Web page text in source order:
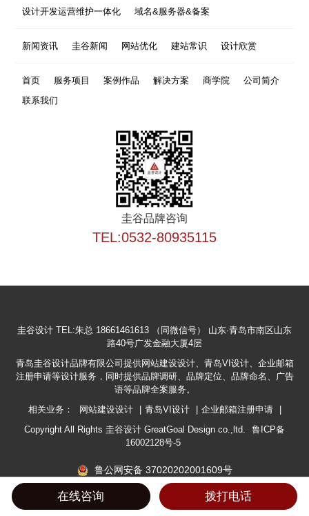
在线咨询 拨打电话
设计开发运营维护一体化
域名&服务器&备案
新闻资讯 圭谷新闻 网站优化 建站常识 设计欣赏
首页 服务项目 案例作品 解决方案 商学院
公司简介
联系我们
圭谷品牌咨询
TEL:0532-80935115
圭谷设计 TEL:朱总 18661461613 （同微信号） 山东·青岛市南区山东
路40号广发金融大厦4层
青岛圭谷设计品牌有限公司提供网站建设设计、青岛VI设计、企业邮箱
注册申请等设计服务，同时提供品牌调研、品牌定位、品牌命名、广告
语等品牌全案服务。
相关业务：
网站建设设计 | 青岛VI设计 | 企业邮箱注册申请
|
Copyright All Rights 圭谷设计 GreatGoal Design co.,ltd.
鲁ICP备
16002128号-5
鲁公网安备 37020202001609号
*本网站部分素材图片来源于网络，侵删请联系我们。
友情链接： 胶州装修 | 互联网加盟 | 上海画册设计 | 离岸公司注册